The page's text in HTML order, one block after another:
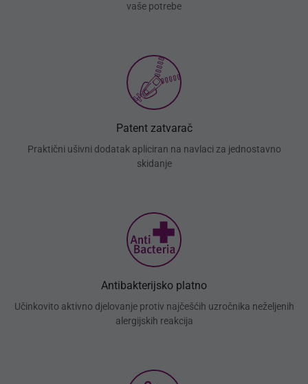
vaše potrebe
Patent zatvarač
Praktični ušivni dodatak apliciran na navlaci za jednostavno
skidanje
Antibakterijsko platno
Učinkovito aktivno djelovanje protiv najčešćih uzročnika neželjenih
alergijskih reakcija